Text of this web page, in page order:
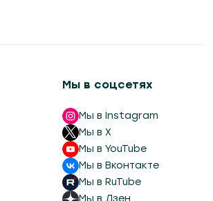
Мы в соцсетях
Мы в Instagram
Мы в X
Мы в YouTube
Мы в Вконтакте
Мы в RuTube
Мы в Дзен